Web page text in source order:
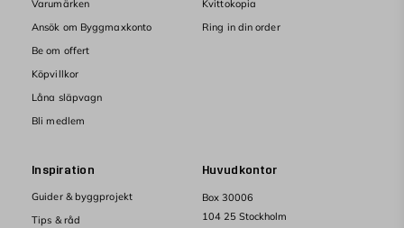
Huvudkontor
Box 30006
104 25 Stockholm
Varumärken
Ansök om Byggmaxkonto
Be om offert
Köpvillkor
Låna släpvagn
Bli medlem
Kvittokopia
Ring in din order
Inspiration
Guider & byggprojekt
Tips & råd